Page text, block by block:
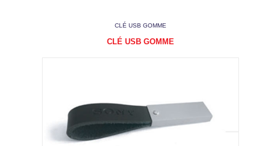
CLÉ USB GOMME
CLÉ USB GOMME